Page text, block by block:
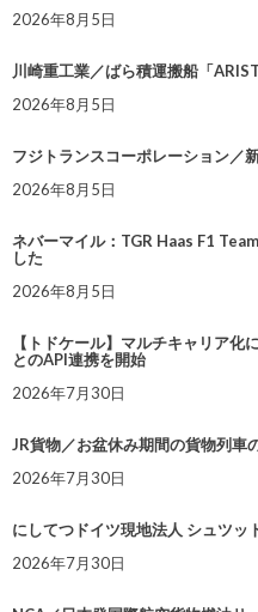
2026年8月5日
川崎重工業／ばら積運搬船「
2026年8月5日
フジトランスコーポレーション／
2026年8月5日
ネバーマイル：TGR Haas F1
した
2026年8月5日
【トドケール】マルチキャリア
とのAPI連携を開始
2026年7月30日
JR貨物／お盆休み期間の貨物列車
2026年7月30日
にしてつドイツ現地法人 シュツッ
2026年7月30日